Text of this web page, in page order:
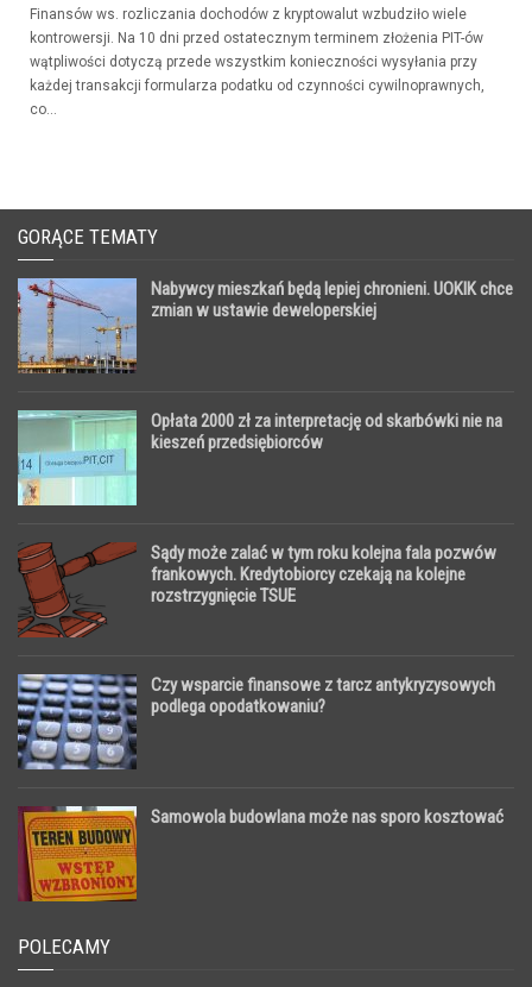
Finansów ws. rozliczania dochodów z kryptowalut wzbudziło wiele
kontrowersji. Na 10 dni przed ostatecznym terminem złożenia PIT-ów
wątpliwości dotyczą przede wszystkim konieczności wysyłania przy
każdej transakcji formularza podatku od czynności cywilnoprawnych,
co...
GORĄCE TEMATY
Nabywcy mieszkań będą lepiej chronieni. UOKIK chce
zmian w ustawie deweloperskiej
Opłata 2000 zł za interpretację od skarbówki nie na
kieszeń przedsiębiorców
Sądy może zalać w tym roku kolejna fala pozwów
frankowych. Kredytobiorcy czekają na kolejne
rozstrzygnięcie TSUE
Czy wsparcie finansowe z tarcz antykryzysowych
podlega opodatkowaniu?
Samowola budowlana może nas sporo kosztować
POLECAMY